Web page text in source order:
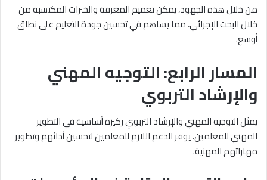
من خلال هذه الجهود، يمكن تعميم المعرفة والخبرات المكتسبة من
خلال البحث الإجرائي، مما يساهم في تحسين جودة التعليم على نطاق
أوسع.
المسار الرابع: التوجيه المهني
والإرشاد التربوي
يمثل التوجيه المهني والإرشاد التربوي ركيزة أساسية في التطوير
المهني للمعلمين. يوفر الدعم اللازم للمعلمين لتحسين أدائهم وتطوير
مهاراتهم المهنية.